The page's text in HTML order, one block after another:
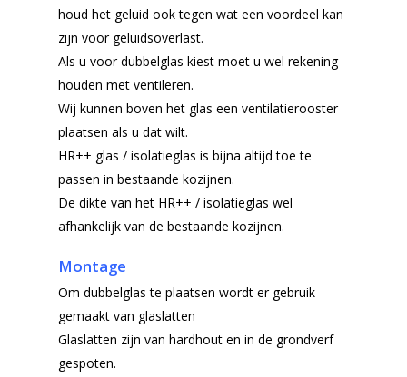
houd het geluid ook tegen wat een voordeel kan
zijn voor geluidsoverlast.
Als u voor dubbelglas kiest moet u wel rekening
houden met ventileren.
Wij kunnen boven het glas een ventilatierooster
plaatsen als u dat wilt.
HR++ glas / isolatieglas is bijna altijd toe te
passen in bestaande kozijnen.
De dikte van het HR++ / isolatieglas wel
afhankelijk van de bestaande kozijnen.
Montage
Om dubbelglas te plaatsen wordt er gebruik
gemaakt van glaslatten
Glaslatten zijn van hardhout en in de grondverf
gespoten.